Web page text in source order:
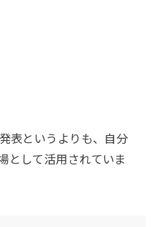
表というよりも、自分
として活用されていま